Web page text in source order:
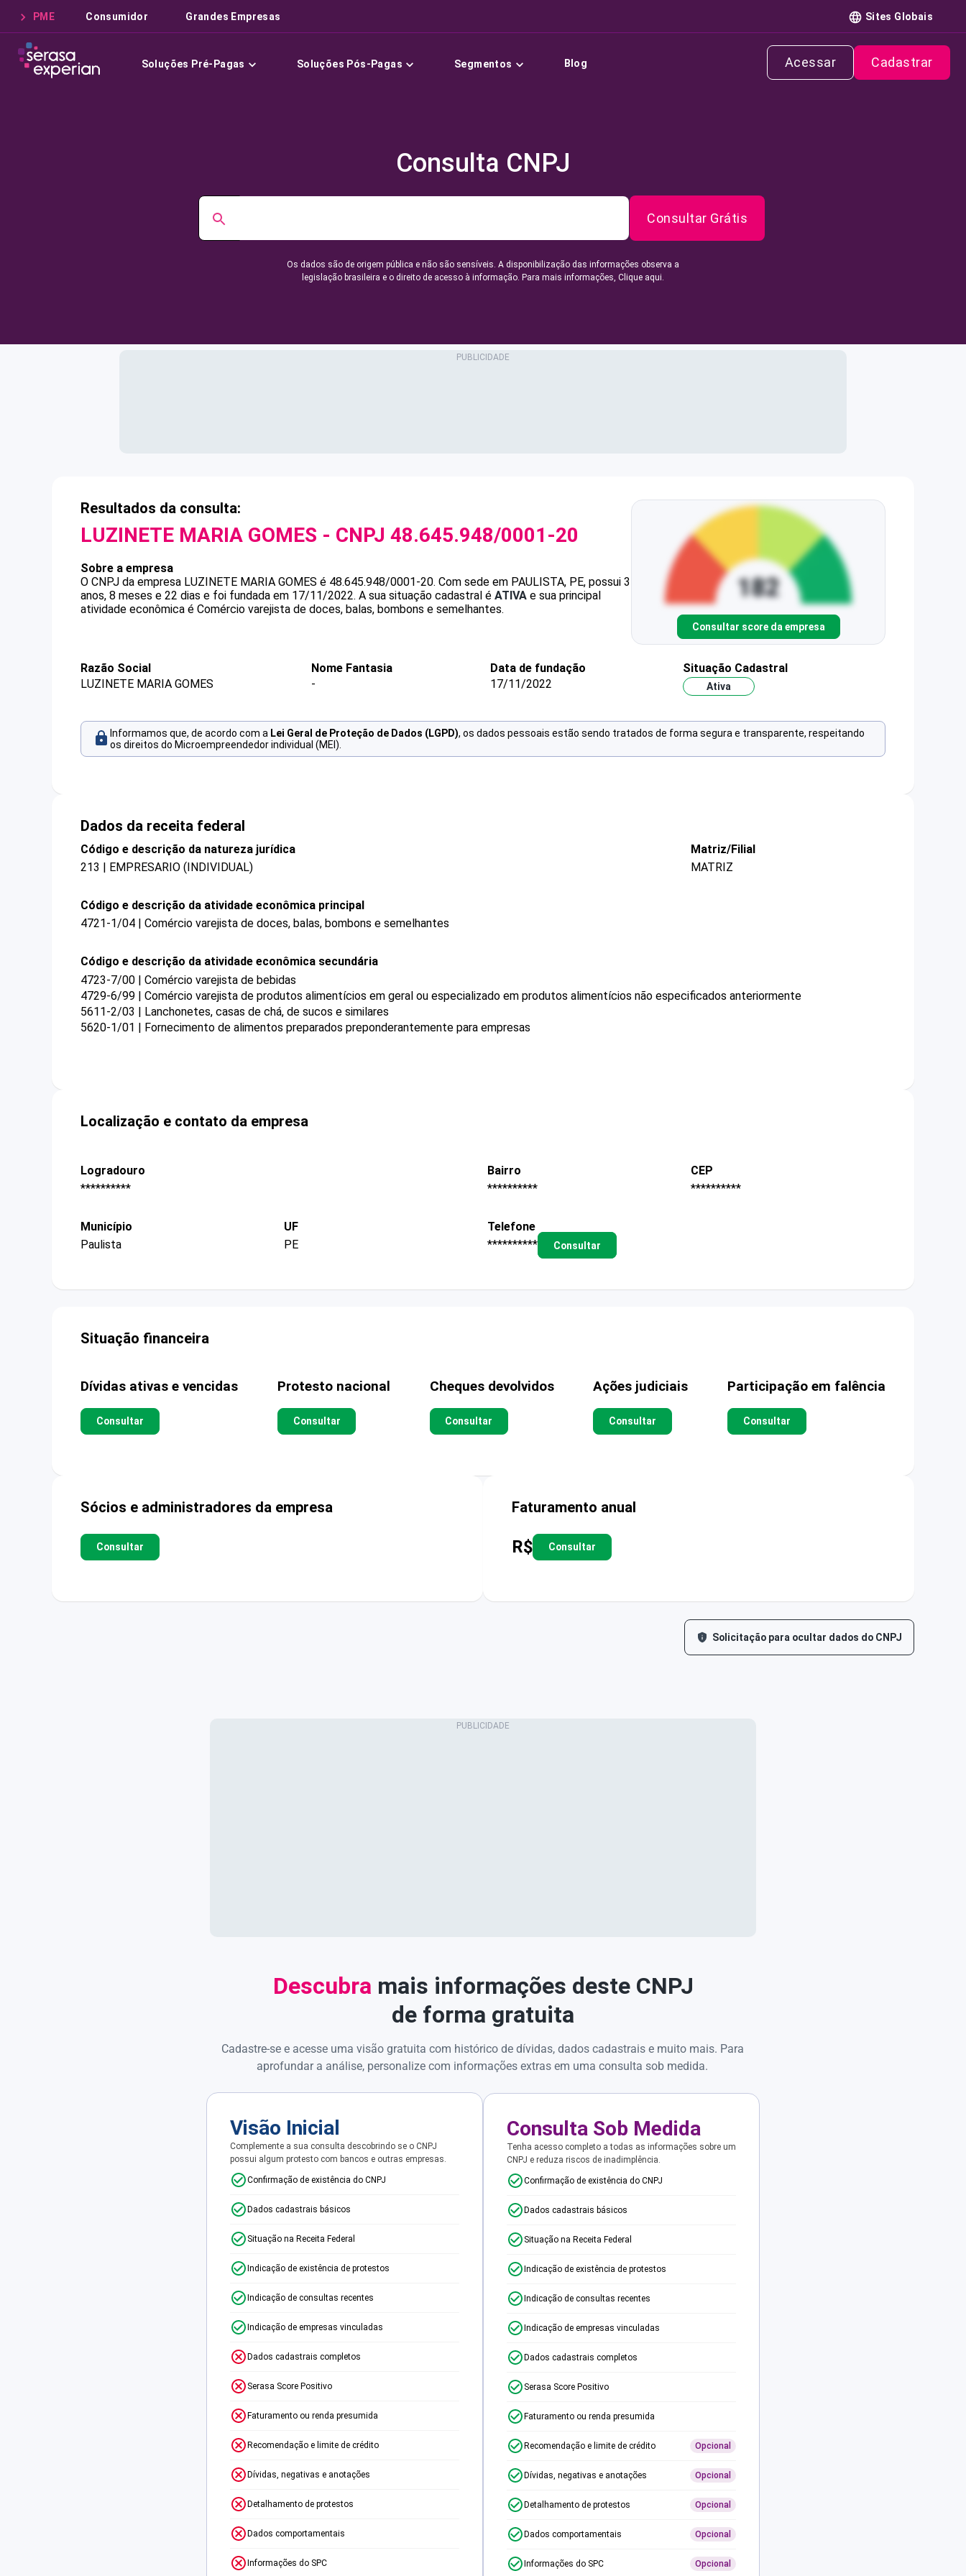
PME Consumidor Grandes Empresas Sites Globais
Soluções Pré-Pagas Soluções Pós-Pagas Segmentos Blog Acessar Cadastrar
Consulta CNPJ
Consultar Grátis
Os dados são de origem pública e não são sensíveis. A disponibilização das informações observa a
legislação brasileira e o direito de acesso à informação. Para mais informações, Clique aqui.
Resultados da consulta:
LUZINETE MARIA GOMES - CNPJ 48.645.948/0001-20
Sobre a empresa
O CNPJ da empresa LUZINETE MARIA GOMES é 48.645.948/0001-20. Com sede em PAULISTA, PE, possui 3
anos, 8 meses e 22 dias e foi fundada em 17/11/2022. A sua situação cadastral é ATIVA e sua principal
atividade econômica é Comércio varejista de doces, balas, bombons e semelhantes.
Consultar score da empresa
Razão Social
LUZINETE MARIA GOMES
Nome Fantasia
-
Data de fundação
17/11/2022
Situação Cadastral
Ativa
Informamos que, de acordo com a Lei Geral de Proteção de Dados (LGPD), os dados pessoais estão sendo tratados de forma segura e transparente, respeitando
os direitos do Microempreendedor individual (MEI).
Dados da receita federal
Código e descrição da natureza jurídica
213 | EMPRESARIO (INDIVIDUAL)
Matriz/Filial
MATRIZ
Código e descrição da atividade econômica principal
4721-1/04 | Comércio varejista de doces, balas, bombons e semelhantes
Código e descrição da atividade econômica secundária
4723-7/00 | Comércio varejista de bebidas
4729-6/99 | Comércio varejista de produtos alimentícios em geral ou especializado em produtos alimentícios não especificados anteriormente
5611-2/03 | Lanchonetes, casas de chá, de sucos e similares
5620-1/01 | Fornecimento de alimentos preparados preponderantemente para empresas
Localização e contato da empresa
Logradouro
**********
Bairro
**********
CEP
**********
Município
Paulista
UF
PE
Telefone
**********
Consultar
Situação financeira
Dívidas ativas e vencidas
Consultar
Protesto nacional
Consultar
Cheques devolvidos
Consultar
Ações judiciais
Consultar
Participação em falência
Consultar
Sócios e administradores da empresa
Consultar
Faturamento anual
R$ Consultar
Solicitação para ocultar dados do CNPJ
Descubra mais informações deste CNPJ
de forma gratuita
Cadastre-se e acesse uma visão gratuita com histórico de dívidas, dados cadastrais e muito mais. Para
aprofundar a análise, personalize com informações extras em uma consulta sob medida.
Visão Inicial
Complemente a sua consulta descobrindo se o CNPJ
possui algum protesto com bancos e outras empresas.
Confirmação de existência do CNPJ
Dados cadastrais básicos
Situação na Receita Federal
Indicação de existência de protestos
Indicação de consultas recentes
Indicação de empresas vinculadas
Dados cadastrais completos
Serasa Score Positivo
Faturamento ou renda presumida
Recomendação e limite de crédito
Dívidas, negativas e anotações
Detalhamento de protestos
Dados comportamentais
Informações do SPC
Consulta Sob Medida
Tenha acesso completo a todas as informações sobre um
CNPJ e reduza riscos de inadimplência.
Confirmação de existência do CNPJ
Dados cadastrais básicos
Situação na Receita Federal
Indicação de existência de protestos
Indicação de consultas recentes
Indicação de empresas vinculadas
Dados cadastrais completos
Serasa Score Positivo
Faturamento ou renda presumida
Recomendação e limite de crédito Opcional
Dívidas, negativas e anotações Opcional
Detalhamento de protestos Opcional
Dados comportamentais Opcional
Informações do SPC Opcional